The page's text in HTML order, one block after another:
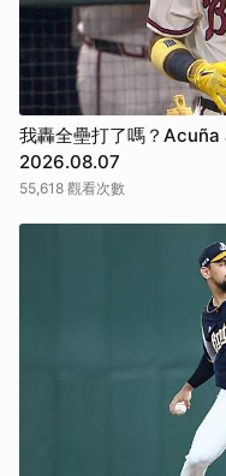
我轟全壘打了嗎？Acuña
2026.08.07
55,618 觀看次數